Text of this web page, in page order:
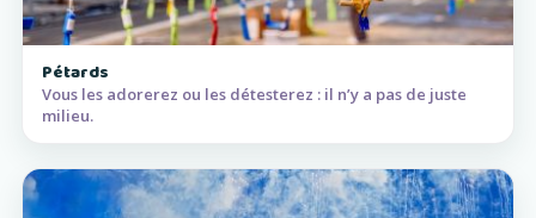
Pétards
Vous les adorerez ou les détesterez : il n’y a pas de juste
milieu.